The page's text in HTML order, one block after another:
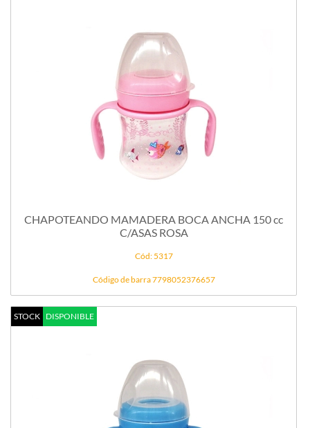
CHAPOTEANDO MAMADERA BOCA ANCHA 150 cc
C/ASAS ROSA
Cód: 5317
Código de barra 7798052376657
STOCK DISPONIBLE